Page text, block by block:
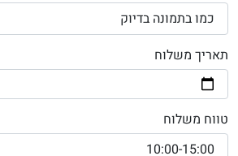
תאריך משלוח
טווח משלוח